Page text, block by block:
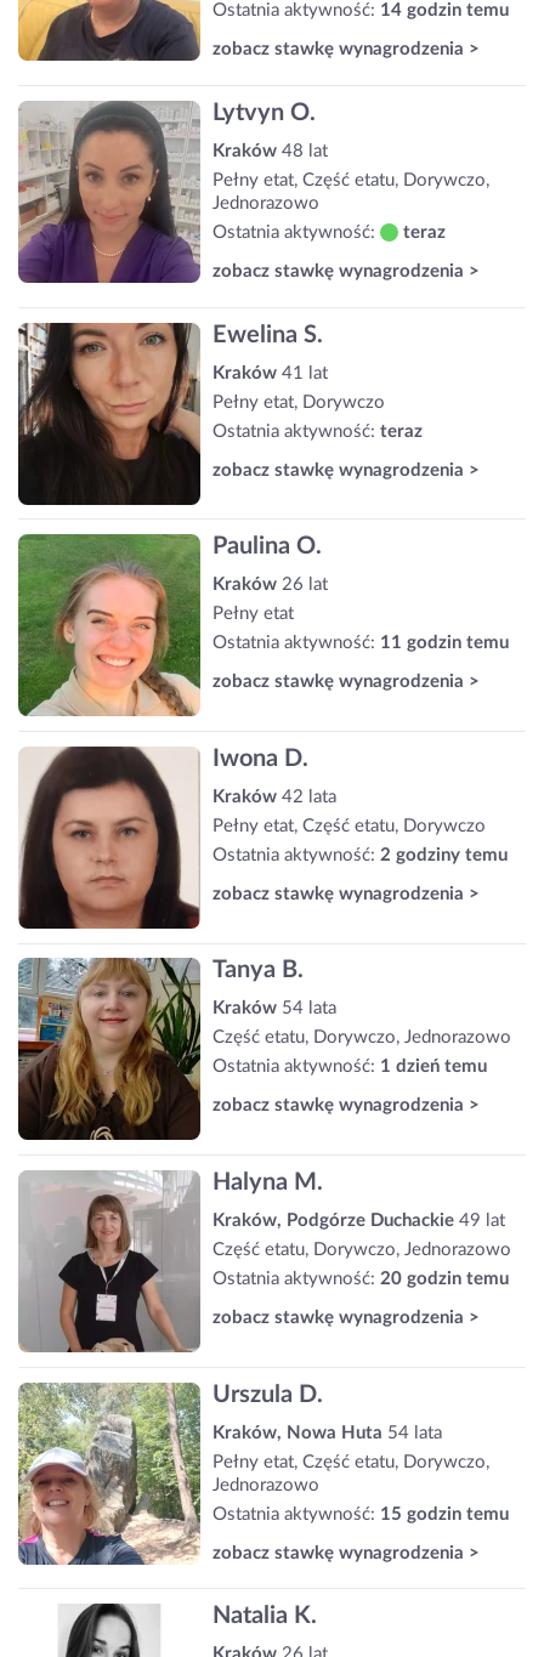
Ostatnia aktywność: 14 godzin temu
zobacz stawkę wynagrodzenia >
Lytvyn O.
Kraków 48 lat
Pełny etat, Część etatu, Dorywczo,
Jednorazowo
Ostatnia aktywność:
teraz
zobacz stawkę wynagrodzenia >
Ewelina S.
Kraków 41 lat
Pełny etat, Dorywczo
Ostatnia aktywność: teraz
zobacz stawkę wynagrodzenia >
Paulina O.
Kraków 26 lat
Pełny etat
Ostatnia aktywność: 11 godzin temu
zobacz stawkę wynagrodzenia >
Iwona D.
Kraków 42 lata
Pełny etat, Część etatu, Dorywczo
Ostatnia aktywność: 2 godziny temu
zobacz stawkę wynagrodzenia >
Tanya B.
Kraków 54 lata
Część etatu, Dorywczo, Jednorazowo
Ostatnia aktywność: 1 dzień temu
zobacz stawkę wynagrodzenia >
Halyna M.
Kraków, Podgórze Duchackie 49 lat
Część etatu, Dorywczo, Jednorazowo
Ostatnia aktywność: 20 godzin temu
zobacz stawkę wynagrodzenia >
Urszula D.
Kraków, Nowa Huta 54 lata
Pełny etat, Część etatu, Dorywczo,
Jednorazowo
Ostatnia aktywność: 15 godzin temu
zobacz stawkę wynagrodzenia >
Natalia K.